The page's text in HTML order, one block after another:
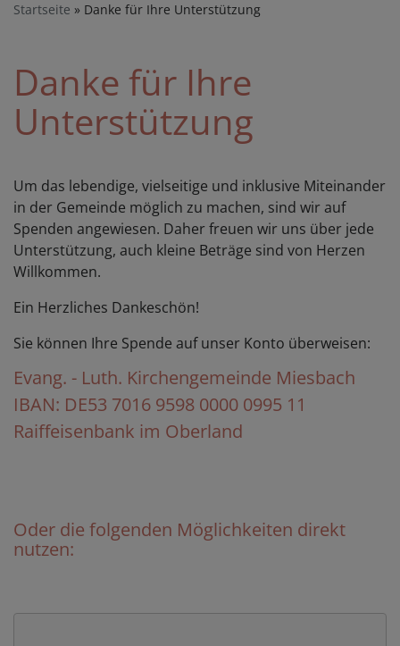
Startseite Danke für Ihre Unterstützung
Danke für Ihre
Unterstützung
Um das lebendige, vielseitige und inklusive Miteinander
in der Gemeinde möglich zu machen, sind wir auf
Spenden angewiesen. Daher freuen wir uns über jede
Unterstützung, auch kleine Beträge sind von Herzen
Willkommen.
Ein Herzliches Dankeschön!
Sie können Ihre Spende auf unser Konto überweisen:
Evang. - Luth. Kirchengemeinde Miesbach
IBAN: DE53 7016 9598 0000 0995 11
Raiffeisenbank im Oberland
Oder die folgenden Möglichkeiten direkt
nutzen: